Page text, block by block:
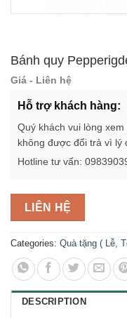
Bánh quy
Giá - Liên hệ
Hỗ trợ khách hàng:
Quý khách vui lòng
không được đổi trả vì lý
Hotline tư vấn:
LIÊN HỆ
Categories: Quà tặng ( Lễ,
DESCRIPTION